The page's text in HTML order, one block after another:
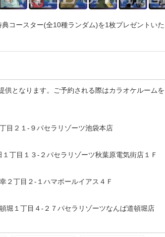
コースター(全10種ランダム)を1枚プレゼントいた
となります。ご予約される際はカラオケルーム
目２１-９パセラリゾーツ池袋本店
丁目１３-２パセラリゾーツ秋葉原電気街店１Ｆ
２丁目２-１ハマボールイアス４Ｆ
堀１丁目４-２７パセラリゾーツなんば道頓堀店